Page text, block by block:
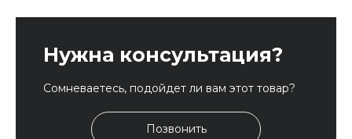
Нужна консультация?
Сомневаетесь, подойдет ли вам этот товар?
Позвонить